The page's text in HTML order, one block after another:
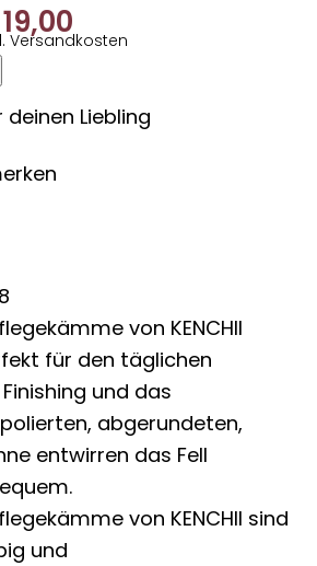
19,00Aktueller
ist:
Versandkosten
Liebling
von KENCHII
für den täglichen
und das
abgerundeten,
entwirren das Fell
von KENCHII sind
und